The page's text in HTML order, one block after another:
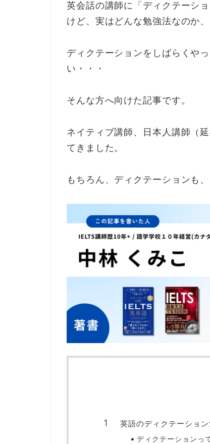
英会話の講師に「ディクテーシ
けど、実はどんな勉強法なのか
ディクテーションをしばらくや
い・・・
そんな方へ向けた記事です。
ネイティブ講師、日本人講師（
てきました。
もちろん、ディクテーションも
英語のディクテーショ
ディクテーションっ